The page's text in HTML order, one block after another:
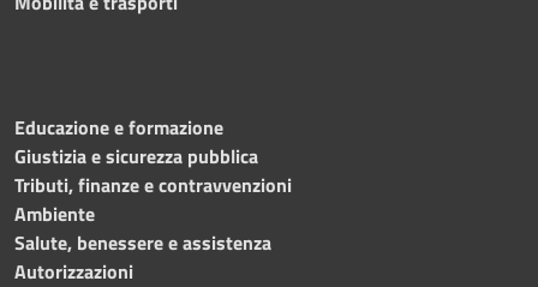
Educazione e formazione
Giustizia e sicurezza pubblica
Tributi, finanze e contravvenzioni
Ambiente
Salute, benessere e assistenza
Autorizzazioni